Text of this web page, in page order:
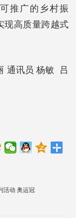
推广的乡村振
现高质量跨越式
通讯员 杨敏 吕
活动 奥运冠